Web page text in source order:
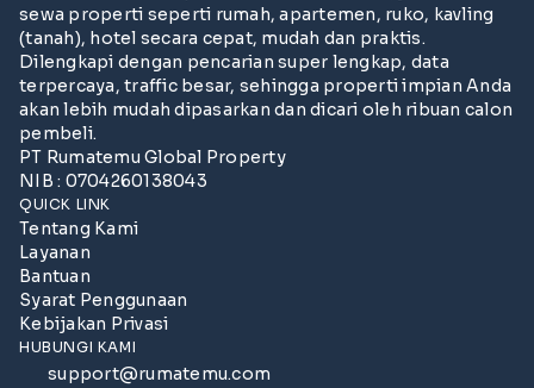
sewa properti seperti rumah, apartemen, ruko, kavling
(tanah), hotel secara cepat, mudah dan praktis.
Dilengkapi dengan pencarian super lengkap, data
terpercaya, traffic besar, sehingga properti impian Anda
akan lebih mudah dipasarkan dan dicari oleh ribuan calon
pembeli.
PT Rumatemu Global Property
NIB : 0704260138043
QUICK LINK
Tentang Kami
Layanan
Bantuan
Syarat Penggunaan
Kebijakan Privasi
HUBUNGI KAMI
support@rumatemu.com